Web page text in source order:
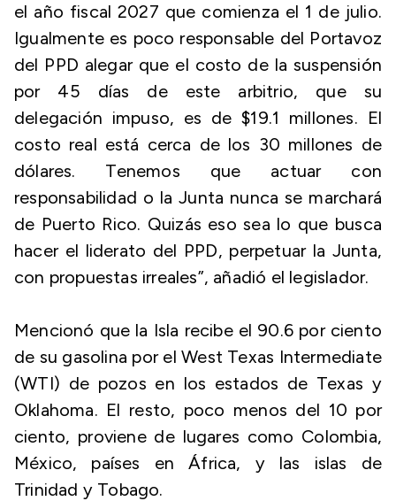
el año fiscal 2027 que comienza el 1 de julio.
Igualmente es poco responsable del Portavoz
del PPD alegar que el costo de la suspensión
por 45 días de este arbitrio, que su
delegación impuso, es de $19.1 millones. El
costo real está cerca de los 30 millones de
dólares. Tenemos que actuar con
responsabilidad o la Junta nunca se marchará
de Puerto Rico. Quizás eso sea lo que busca
hacer el liderato del PPD, perpetuar la Junta,
con propuestas irreales”, añadió el legislador.
Mencionó que la Isla recibe el 90.6 por ciento
de su gasolina por el West Texas Intermediate
(WTI) de pozos en los estados de Texas y
Oklahoma. El resto, poco menos del 10 por
ciento, proviene de lugares como Colombia,
México, países en África, y las islas de
Trinidad y Tobago.